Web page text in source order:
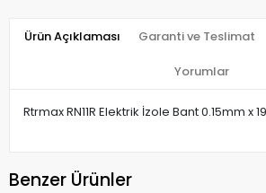
Ürün Açıklaması Garanti ve Teslimat
Yorumlar
Rtrmax RN11R Elektrik İzole Bant 0.15mm x
Benzer Ürünler